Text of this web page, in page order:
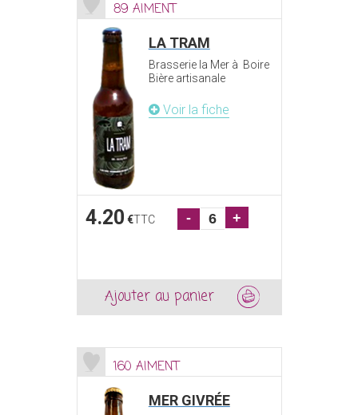
89 AIMENT
LA TRAM
Brasserie la Mer à Boire
Bière artisanale
Voir la fiche
4.20 €TTC - +
Ajouter au panier
160 AIMENT
MER GIVRÉE